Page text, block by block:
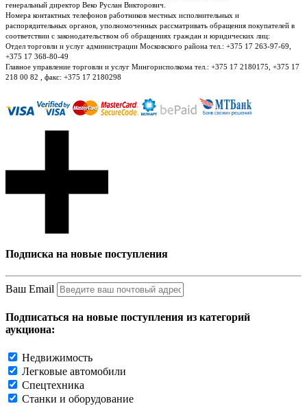
генеральный директор Веко Руслан Викторович.
Номера контактных телефонов работников местных исполнительных и
распорядительных органов, уполномоченных рассматривать обращения покупателей в
соответствии с законодательством об обращениях граждан и юридических лиц:
Отдел торговли и услуг администрации Московского района тел.: +375 17 263-97-69,
+375 17 368-80-49
Главное управление торговли и услуг Мингорисполкома тел.: +375 17 2180175, +375 17
218 00 82 , факс: +375 17 2180298
Подписка на новые поступления
Ваш Email
Подписаться на новые поступления из категорий
аукциона:
Недвижимость
Легковые автомобили
Спецтехника
Станки и оборудование